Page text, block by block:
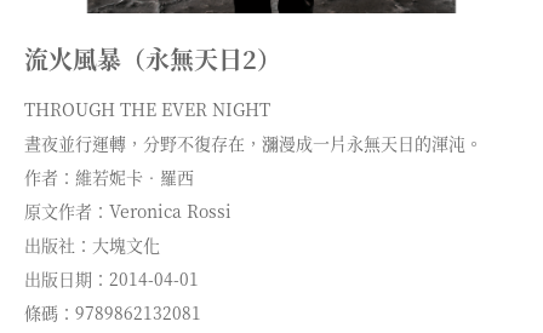
流火風暴（永無天日2）
THROUGH THE EVER NIGHT
晝夜並行運轉，分野不復存在，瀰漫成一片永無天日的渾沌。
作者：維若妮卡‧羅西
原文作者：Veronica Rossi
出版社：大塊文化
出版日期：2014-04-01
條碼：9789862132081